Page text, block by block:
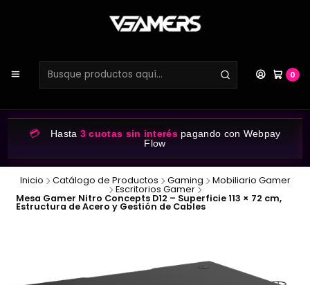
0
💳 Hasta 3 cuotas sin interéspagando con Webpay
Flow
Inicio Catálogo de Productos Gaming Mobiliario Gamer
Escritorios Gamer
Mesa Gamer Nitro Concepts D12 – Superficie 113 × 72 cm,
Estructura de Acero y Gestión de Cables